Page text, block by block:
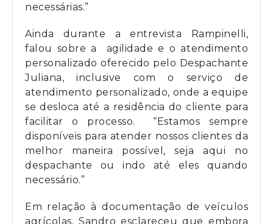
necessárias.”
Ainda durante a entrevista Rampinelli,
falou sobre a agilidade e o atendimento
personalizado oferecido pelo Despachante
Juliana, inclusive com o serviço de
atendimento personalizado, onde a equipe
se desloca até a residência do cliente para
facilitar o processo. “Estamos sempre
disponíveis para atender nossos clientes da
melhor maneira possível, seja aqui no
despachante ou indo até eles quando
necessário.”
Em relação à documentação de veículos
agrícolas, Sandro esclareceu que embora